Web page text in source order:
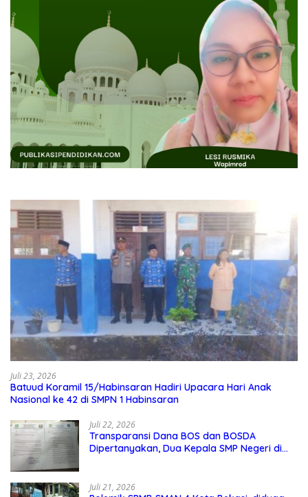
Juli 23, 2026
Batuud Koramil 15/Habinsaran Hadiri Upacara Hari Anak
Nasional ke 42 di SMPN 1 Habinsaran
Juli 22, 2026
Transparansi Dana BOS dan BOSDA
Dipertanyakan, Dua Kepala SMP Negeri di
Juli 21, 2026